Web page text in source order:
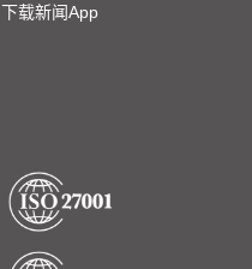
下载新闻App